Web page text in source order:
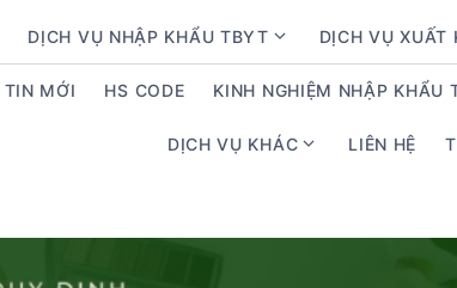
DỊCH VỤ NHẬP KHẨU TBYT
w
DỊCH VỤ XUẤT
TIN MỚI HS CODE KINH NGHIỆM NHẬP KHẨU
DỊCH VỤ KHÁC
w
LIÊN HỆ